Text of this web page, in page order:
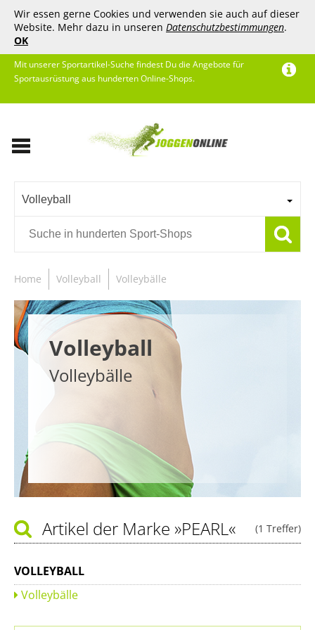
Wir essen gerne Cookies und verwenden sie auch auf dieser
Website. Mehr dazu in unseren Datenschutzbestimmungen.
OK
Mit unserer Sportartikel-Suche findest Du die Angebote für
Sportausrüstung aus hunderten Online-Shops.
Volleyball
Home Volleyball Volleybälle
Volleyball
Volleybälle
(1 Treffer)
Artikel der Marke »PEARL«
VOLLEYBALL
Volleybälle